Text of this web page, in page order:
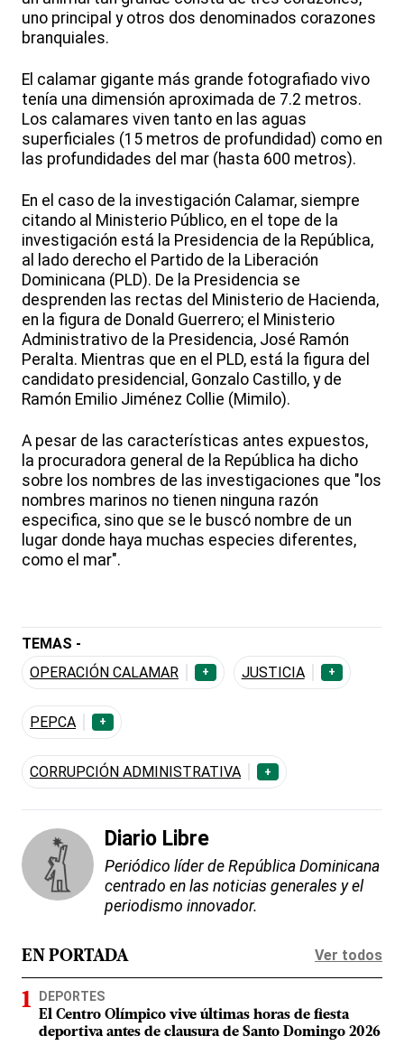
uno principal y otros dos denominados corazones
branquiales.
El calamar gigante más grande fotografiado vivo
tenía una dimensión aproximada de 7.2 metros.
Los calamares viven tanto en las aguas
superficiales (15 metros de profundidad) como en
las profundidades del mar (hasta 600 metros).
En el caso de la investigación Calamar, siempre
citando al Ministerio Público, en el tope de la
investigación está la Presidencia de la República,
al lado derecho el Partido de la Liberación
Dominicana (PLD). De la Presidencia se
desprenden las rectas del Ministerio de Hacienda,
en la figura de Donald Guerrero; el Ministerio
Administrativo de la Presidencia, José Ramón
Peralta. Mientras que en el PLD, está la figura del
candidato presidencial, Gonzalo Castillo, y de
Ramón Emilio Jiménez Collie (Mimilo).
A pesar de las características antes expuestos,
la procuradora general de la República ha dicho
sobre los nombres de las investigaciones que "los
nombres marinos no tienen ninguna razón
especifica, sino que se le buscó nombre de un
lugar donde haya muchas especies diferentes,
como el mar".
TEMAS -
OPERACIÓN CALAMAR
+ JUSTICIA +
PEPCA +
CORRUPCIÓN ADMINISTRATIVA +
Diario Libre
Periódico líder de República Dominicana
centrado en las noticias generales y el
periodismo innovador.
EN PORTADA Ver todos
DEPORTES
El Centro Olímpico vive últimas horas de fiesta
deportiva antes de clausura de Santo Domingo 2026